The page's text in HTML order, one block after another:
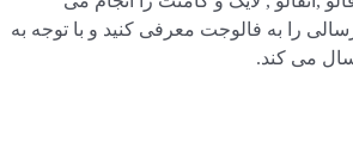
را به فالوجت معرفی کنید و با توجه به
می کند.